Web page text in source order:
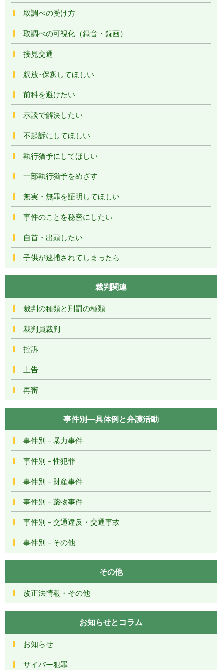
取調べの受け方
取調べの可視化（録音・録画）
接見交通
釈放･保釈してほしい
前科を避けたい
示談で解決したい
不起訴にしてほしい
執行猶予にしてほしい
一部執行猶予をめざす
無実・無罪を証明してほしい
事件のことを秘密にしたい
自首・出頭したい
子供が逮捕されてしまったら
裁判関連
裁判の種類と刑罰の種類
裁判員裁判
控訴
上告
再審
事件別―具体例と弁護活動
事件別－暴力事件
事件別－性犯罪
事件別－財産事件
事件別－薬物事件
事件別－交通違反・交通事故
事件別－その他
その他
改正法情報・その他
お知らせとコラム
お知らせ
サイバー犯罪